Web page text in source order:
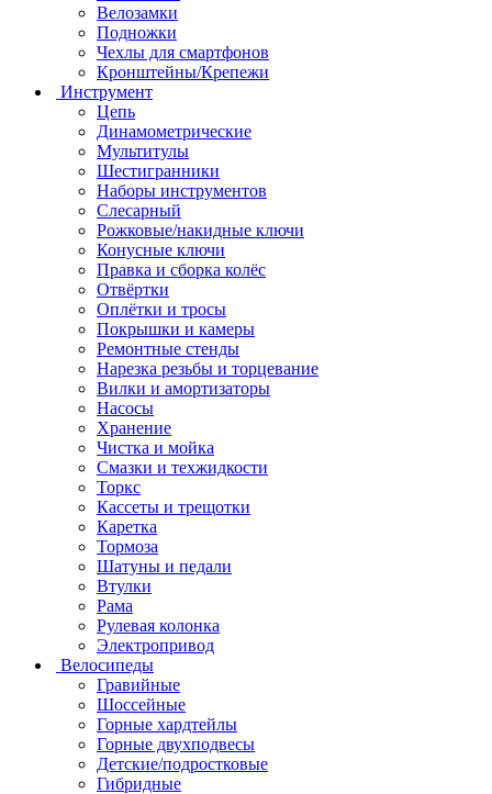
Велозамки
Подножки
Чехлы для смартфонов
Кронштейны/Крепежи
Инструмент
Цепь
Динамометрические
Мультитулы
Шестигранники
Наборы инструментов
Слесарный
Рожковые/накидные ключи
Конусные ключи
Правка и сборка колёс
Отвёртки
Оплётки и тросы
Покрышки и камеры
Ремонтные стенды
Нарезка резьбы и торцевание
Вилки и амортизаторы
Насосы
Хранение
Чистка и мойка
Смазки и техжидкости
Торкс
Кассеты и трещотки
Каретка
Тормоза
Шатуны и педали
Втулки
Рама
Рулевая колонка
Электропривод
Велосипеды
Гравийные
Шоссейные
Горные хардтейлы
Горные двухподвесы
Детские/подростковые
Гибридные